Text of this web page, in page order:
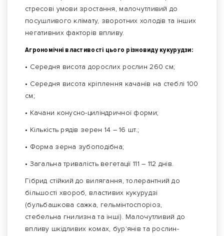
стресові умови зростання, малочутливий до
посушливого клімату, зворотних холодів та інших
негативних факторів впливу.
Агрономічні властивості цього різновиду кукурудзи:
• Середня висота дорослих рослин 260 см;
• Середня висота кріплення качанів на стеблі 100
см;
• Качани конусно-циліндричної форми;
• Кількість рядів зерен 14 – 16 шт.;
• Форма зерна зубоподібна;
• Загальна тривалість вегетації 111 – 112 днів.
Гібрид стійкий до вилягання, толерантний до
більшості хвороб, властивих кукурудзі
(бульбашкова сажка, гельмінтоспоріоз,
стебельна гнилизна та інші). Малочутливий до
впливу шкідливих комах, бур'янів та рослин-